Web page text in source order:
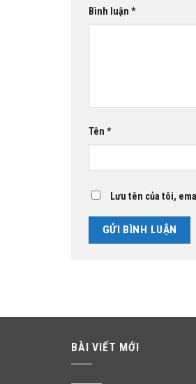
Bình luận *
Tên *
Lưu tên của tôi,
BÀI VIẾT MỚI